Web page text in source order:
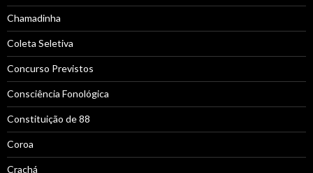
Chamadinha
Coleta Seletiva
Concurso Previstos
Consciência Fonológica
Constituição de 88
Coroa
Crachá